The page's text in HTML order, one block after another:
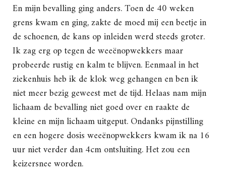
En mijn bevalling ging anders. Toen de 40 weken
grens kwam en ging, zakte de moed mij een beetje in
de schoenen, de kans op inleiden werd steeds groter.
Ik zag erg op tegen de weeënopwekkers maar
probeerde rustig en kalm te blijven. Eenmaal in het
ziekenhuis heb ik de klok weg gehangen en ben ik
niet meer bezig geweest met de tijd. Helaas nam mijn
lichaam de bevalling niet goed over en raakte de
kleine en mijn lichaam uitgeput. Ondanks pijnstilling
en een hogere dosis weeënopwekkers kwam ik na 16
uur niet verder dan 4cm ontsluiting. Het zou een
keizersnee worden.